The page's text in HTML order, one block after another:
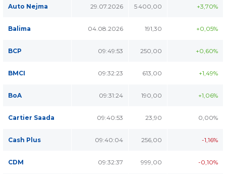
Auto Nejma 29.07.2026 5 400,00 +3,70%
Balima 04.08.2026 191,30 +0,05%
BCP 09:49:53 250,00 +0,60%
BMCI 09:32:23 613,00 +1,49%
BoA 09:31:24 190,00 +1,06%
Cartier Saada 09:40:53 23,90 0,00%
Cash Plus 09:40:04 256,00 -1,16%
CDM 09:32:37 999,00 -0,10%